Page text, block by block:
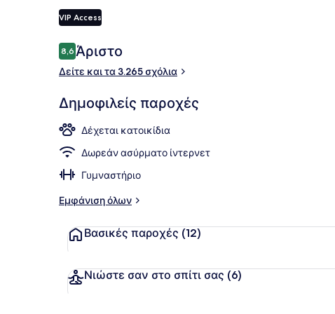
VIP Access
Σχόλια
8,68,6 στα 10
Άριστο
Δείτε και τα 3.265 σχόλια
Δημοφιλείς παροχές
Δέχεται κατοικίδια
Δωρεάν ασύρματο ίντερνετ
Γυμναστήριο
Εμφάνιση όλων
Βασικές παροχές (12)
Νιώστε σαν στο σπίτι σας (6)